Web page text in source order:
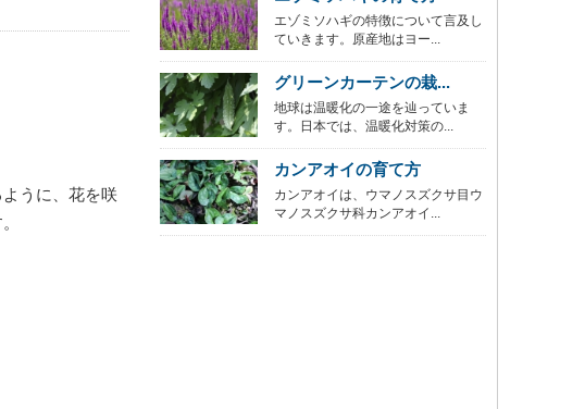
うに、花を咲
エゾミソハギの特徴について言及し
ていきます。原産地はヨー...
グリーンカーテンの栽...
地球は温暖化の一途を辿っていま
す。日本では、温暖化対策の...
カンアオイの育て方
カンアオイは、ウマノスズクサ目ウ
マノスズクサ科カンアオイ...